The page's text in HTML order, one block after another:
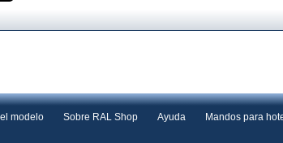
modelo Sobre RAL Shop Ayuda Mandos para